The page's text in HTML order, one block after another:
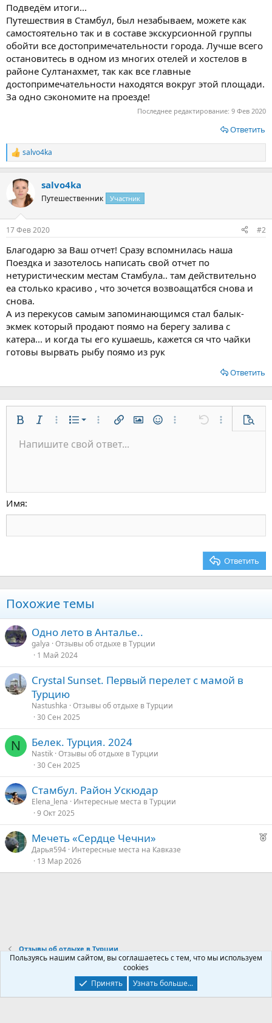
Подведём итоги...
Путешествия в Стамбул, был незабываем, можете как
самостоятельно так и в составе экскурсионной группы
обойти все достопримечательности города. Лучше всего
остановитесь в одном из многих отелей и хостелов в
районе Султанахмет, так как все главные
достопримечательности находятся вокруг этой площади.
За одно сэкономите на проезде!
Последнее редактирование: 9 Фев 2020
Ответить
Р
е
к
ц
и
salvo4ka
salvo4ka
Путешественник Участник
17 Фев 2020 #2
Благодарю за Ваш отчет! Сразу вспомнилась наша
Поездка и зазотелось написать свой отчет по
нетуристическим местам Стамбула.. там действительно
еа столько красиво , что зочется возвоащатбся снова и
снова.
А из перекусов самым запоминающимся стал балык-
экмек который продают поямо на берегу залива с
катера... и когда ты его кушаешь, кажется ся что чайки
готовы вырвать рыбу поямо из рук
Ответить
ЖирныйКурсивДополнительно...
СписокНумерованный список
Маркированный список
Дополнительно...
Вставить ссылку
Вставить изображение
СмайлыДополнительно...
Отменить
Размер шрифта
9
18
22
Цвет текста
Шрифт Arial
Tahoma
Times New Roman
Зачёркнутый
Подчёркнутый
Однострочный код
ВыравниваниеПо левому краю
Формат параграфа
Обычный
Заголовок 2
Заголовок 3
ЦитатаМедиаВставить таблицу
Вставить горизонтальную линию
Спойлер
Код
Повторить
Переключить режим работы редактора
Удалить форматирование
ЧерновикиСохранить черновик
Напишите свой ответ...
Имя
Ответить
Похожие темы
Одно лето в Анталье..
galya Отзывы об отдыхе в Турции
1 Май 2024
Crystal Sunset. Первый перелет с мамой в
Турцию
Nastushka Отзывы об отдыхе в Турции
30 Сен 2025
N Белек. Турция. 2024
Nastik Отзывы об отдыхе в Турции
30 Сен 2025
Стамбул. Район Ускюдар
Elena_lena
Интересные места в Турции
9 Окт 2025
Р
о
е
Мечеть «Сердце Чечни»
Дарья594 Интересные места на Кавказе
13 Мар 2026
Отзывы об отдыхе в Турции
Условия и правила
Политика конфиденциальности
Главная
R
Пользуясь нашим сайтом, вы соглашаетесь с тем, что мы используем
cookies
Принять
Узнать больше...